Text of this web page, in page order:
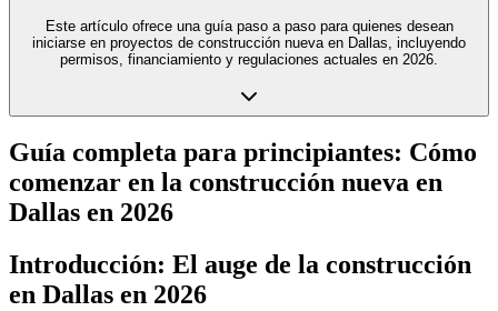
Este artículo ofrece una guía paso a paso para quienes desean
iniciarse en proyectos de construcción nueva en Dallas, incluyendo
permisos, financiamiento y regulaciones actuales en 2026.
Guía completa para principiantes: Cómo
comenzar en la construcción nueva en
Dallas en 2026
Introducción: El auge de la construcción
en Dallas en 2026